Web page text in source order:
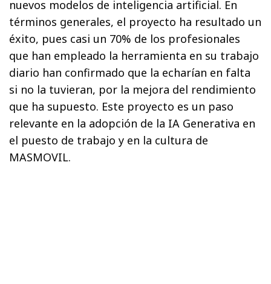
nuevos modelos de inteligencia artificial. En
términos generales, el proyecto ha resultado un
éxito, pues casi un 70% de los profesionales
que han empleado la herramienta en su trabajo
diario han confirmado que la echarían en falta
si no la tuvieran, por la mejora del rendimiento
que ha supuesto. Este proyecto es un paso
relevante en la adopción de la IA Generativa en
el puesto de trabajo y en la cultura de
MASMOVIL.